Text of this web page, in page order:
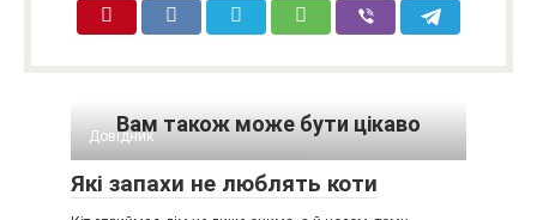
Вам також може бути цікаво
Довідник
Які запахи не люблять коти